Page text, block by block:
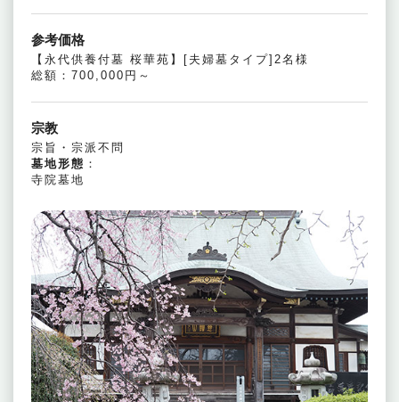
参考価格
【永代供養付墓 桜華苑】[夫婦墓タイプ]2名様
総額：700,000円～
宗教
宗旨・宗派不問
墓地形態 ：
寺院墓地